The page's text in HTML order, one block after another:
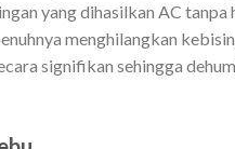
yang dihasilkan AC
menghilangkan
signifikan sehingga